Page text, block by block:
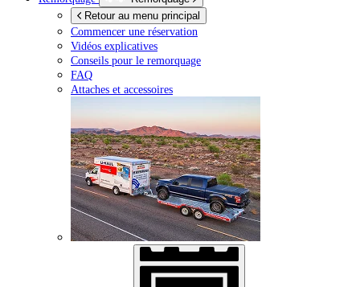
Retour au menu principal
Commencer une réservation
Vidéos explicatives
Conseils pour le remorquage
FAQ
Attaches et accessoires